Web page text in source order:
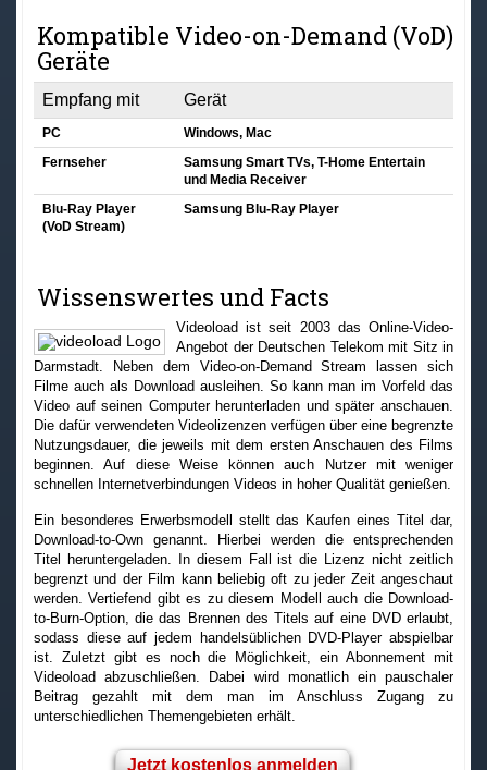
Kompatible Video-on-Demand (VoD)
Geräte
Empfang mit Gerät
PC Windows, Mac
Fernseher
Samsung Smart TVs, T-Home Entertain
und Media Receiver
Blu-Ray Player
(VoD Stream)
Samsung Blu-Ray Player
Wissenswertes und Facts
Videoload ist seit 2003 das Online-Video-
Angebot der Deutschen Telekom mit Sitz in
Darmstadt. Neben dem Video-on-Demand Stream lassen sich
Filme auch als Download ausleihen. So kann man im Vorfeld das
Video auf seinen Computer herunterladen und später anschauen.
Die dafür verwendeten Videolizenzen verfügen über eine begrenzte
Nutzungsdauer, die jeweils mit dem ersten Anschauen des Films
beginnen. Auf diese Weise können auch Nutzer mit weniger
schnellen Internetverbindungen Videos in hoher Qualität genießen.
Ein besonderes Erwerbsmodell stellt das Kaufen eines Titel dar,
Download-to-Own genannt. Hierbei werden die entsprechenden
Titel heruntergeladen. In diesem Fall ist die Lizenz nicht zeitlich
begrenzt und der Film kann beliebig oft zu jeder Zeit angeschaut
werden. Vertiefend gibt es zu diesem Modell auch die Download-
to-Burn-Option, die das Brennen des Titels auf eine DVD erlaubt,
sodass diese auf jedem handelsüblichen DVD-Player abspielbar
ist. Zuletzt gibt es noch die Möglichkeit, ein Abonnement mit
Videoload abzuschließen. Dabei wird monatlich ein pauschaler
Beitrag gezahlt mit dem man im Anschluss Zugang zu
unterschiedlichen Themengebieten erhält.
Jetzt kostenlos anmelden